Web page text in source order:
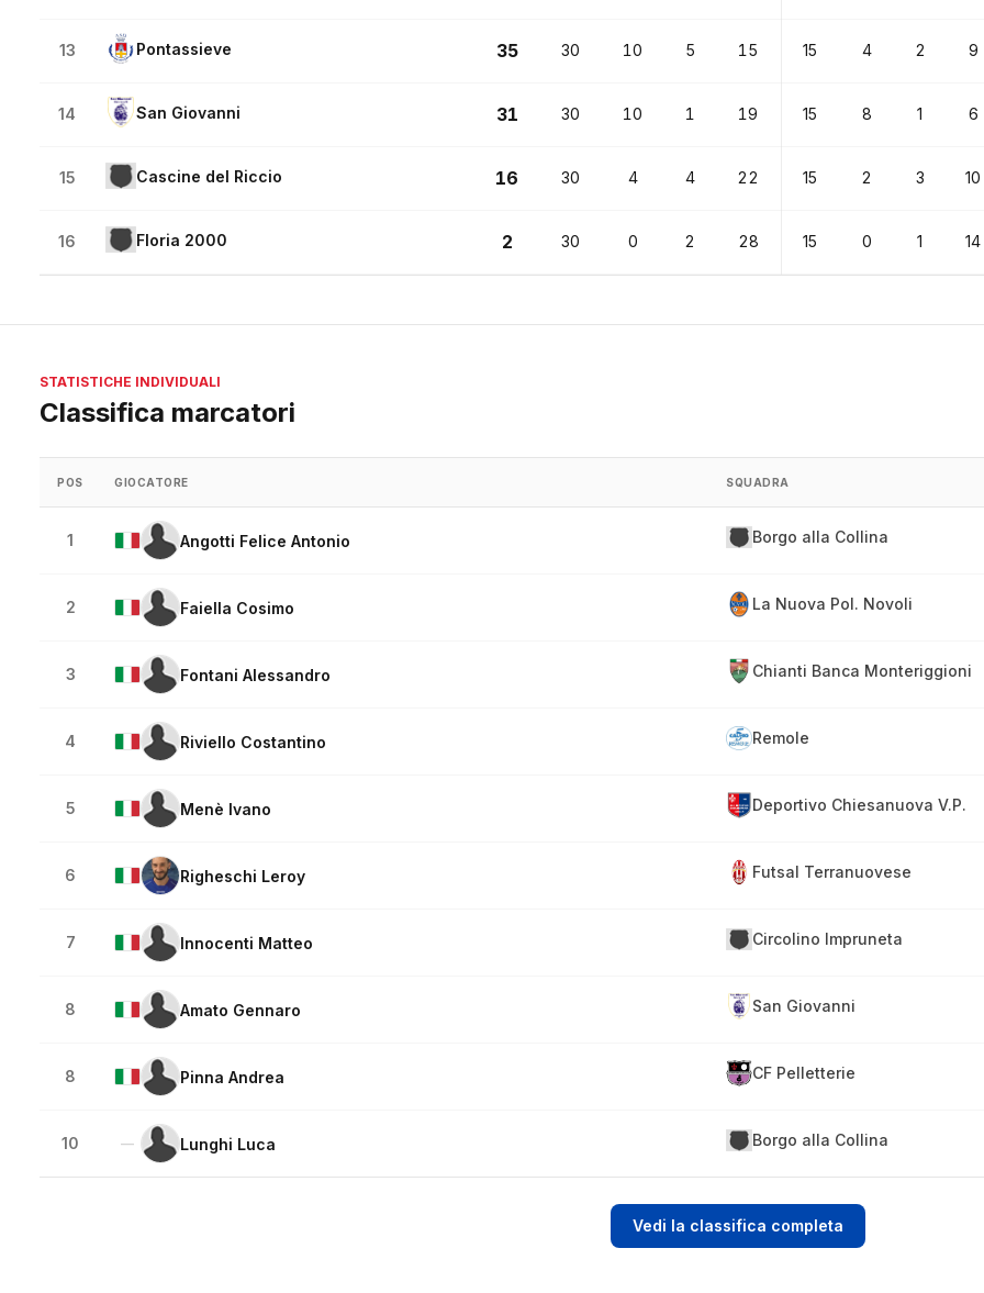
13 Pontassieve 35 30 10 5 15 15 4 2 9
14 San Giovanni 31 30 10 1 19 15 8 1 6
15 Cascine del Riccio 16 30 4 4 22 15 2 3 10
16 Floria 2000 2 30 0 2 28 15 0 1 14
STATISTICHE INDIVIDUALI
Classifica marcatori
POS GIOCATORE SQUADRA
1 Angotti Felice Antonio Borgo alla Collina
2 Faiella Cosimo La Nuova Pol. Novoli
3 Fontani Alessandro Chianti Banca Monteriggioni
4 Riviello Costantino Remole
5 Menè Ivano Deportivo Chiesanuova V.P.
6 Righeschi Leroy Futsal Terranuovese
7 Innocenti Matteo Circolino Impruneta
8 Amato Gennaro San Giovanni
8 Pinna Andrea CF Pelletterie
10 — Lunghi Luca Borgo alla Collina
Vedi la classifica completa